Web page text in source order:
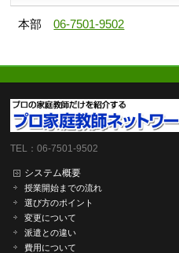
本部06-7501-9502
TEL：06-7501-9502
システム概要
授業開始までの流れ
選び方のポイント
変更について
派遣との違い
費用について